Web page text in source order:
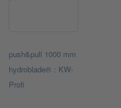
push&pull 1000 mm
hydroblade® : KW-
Profi